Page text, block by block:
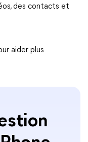
des contacts et
aider plus